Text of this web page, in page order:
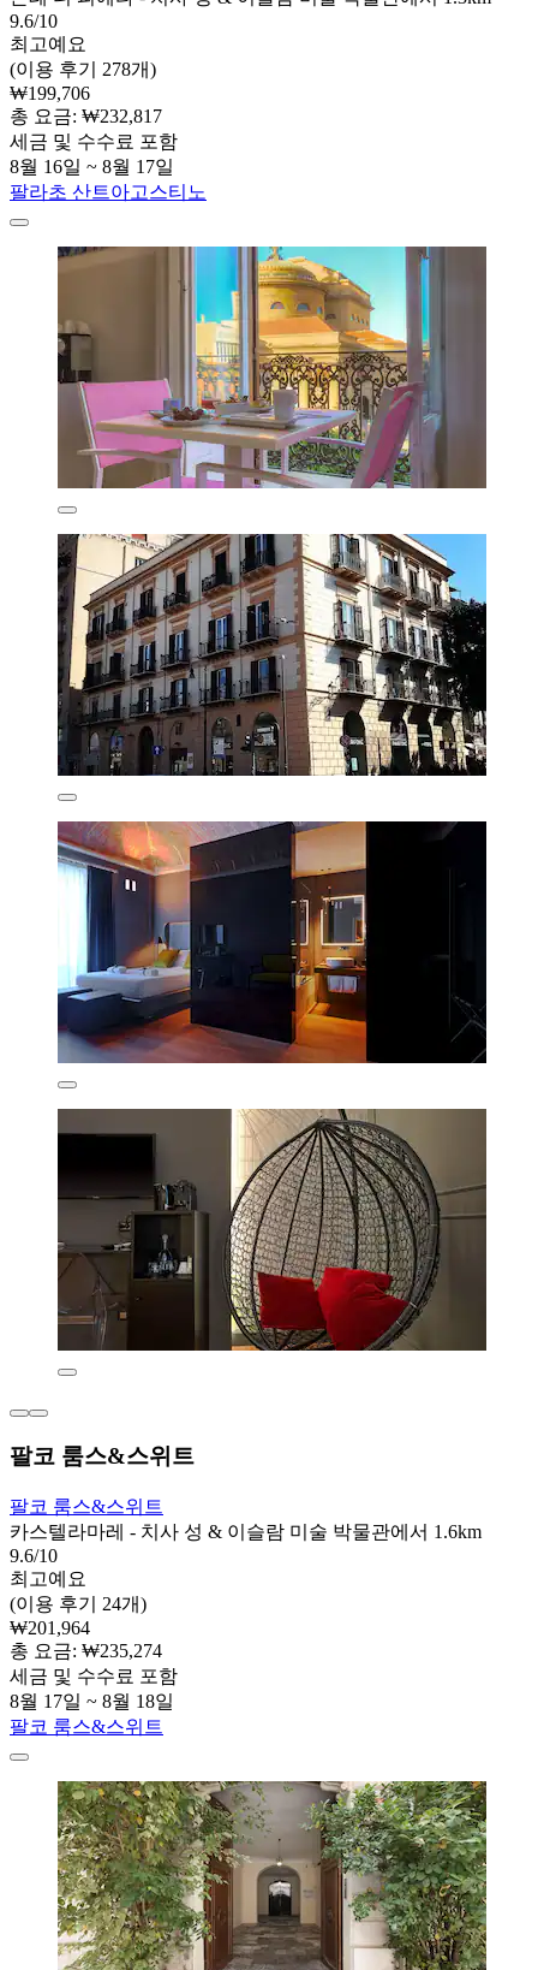
9.6/10
최고예요
(이용 후기 278개)
₩199,706
총 요금: ₩232,817
세금 및 수수료 포함
8월 16일 ~ 8월 17일
팔라초 산트아고스티노
팔코 룸스&스위트
팔코 룸스&스위트
카스텔라마레 - 치사 성 & 이슬람 미술 박물관에서 1.6km
9.6/10
최고예요
(이용 후기 24개)
₩201,964
총 요금: ₩235,274
세금 및 수수료 포함
8월 17일 ~ 8월 18일
팔코 룸스&스위트